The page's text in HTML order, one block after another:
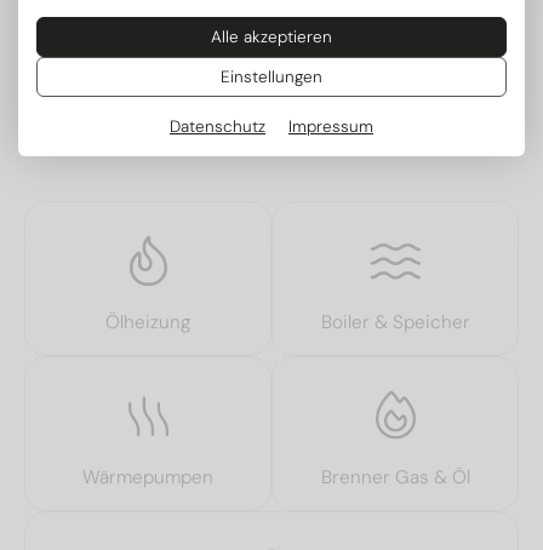
Alle akzeptieren
Einstellungen
Datenschutz Impressum
Mehr zum Serienstart Weitere Modelle
Beliebte Kategorien
Ölheizung Boiler & Speicher
Wärmepumpen Brenner Gas & Öl